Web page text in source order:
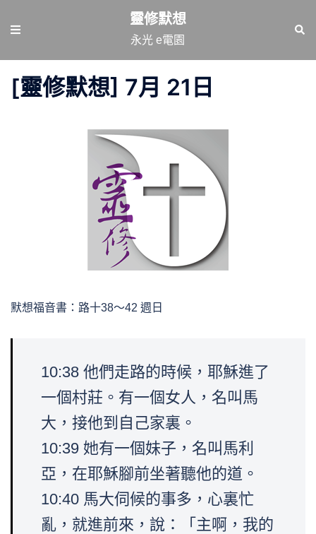
要
靈修默想
永光 e電園
[靈修默想] 7月 21日
默想福音書：路十38～42 週日
10:38 他們走路的時候，耶穌進了
一個村莊。有一個女人，名叫馬
大，接他到自己家裏。
10:39 她有一個妹子，名叫馬利
亞，在耶穌腳前坐著聽他的道。
10:40 馬大伺候的事多，心裏忙
亂，就進前來，說：「主啊，我的